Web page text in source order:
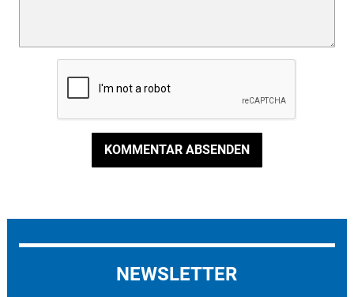
KOMMENTAR ABSENDEN
NEWSLETTER